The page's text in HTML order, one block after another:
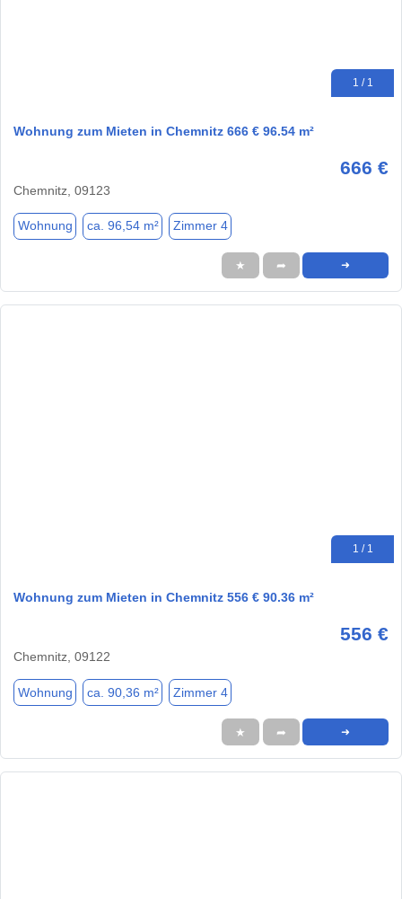
1 / 1
Wohnung zum Mieten in Chemnitz 666 € 96.54 m²
666 €
Chemnitz, 09123
Wohnung ca. 96,54 m² Zimmer 4
★ ➦ ➜
1 / 1
Wohnung zum Mieten in Chemnitz 556 € 90.36 m²
556 €
Chemnitz, 09122
Wohnung ca. 90,36 m² Zimmer 4
★ ➦ ➜